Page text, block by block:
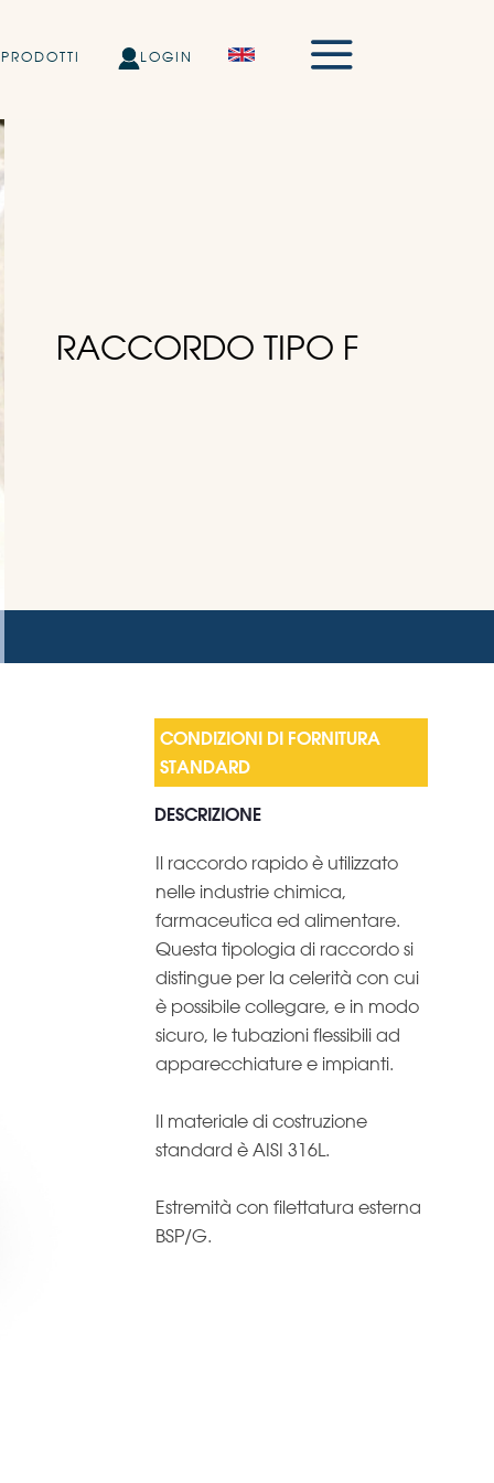
PRODOTTI LOGIN
RACCORDO TIPO F
DESCRIZIONE
Il raccordo rapido è utilizzato
nelle industrie chimica,
farmaceutica ed alimentare.
Questa tipologia di raccordo si
distingue per la celerità con cui
è possibile collegare, e in modo
sicuro, le tubazioni flessibili ad
apparecchiature e impianti.
Il materiale di costruzione
standard è AISI 316L.
Estremità con filettatura esterna
BSP/G.